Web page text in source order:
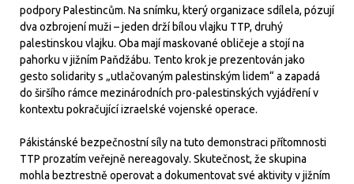
podpory Palestincům. Na snímku, který organizace sdílela, pózují
dva ozbrojení muži – jeden drží bílou vlajku TTP, druhý
palestinskou vlajku. Oba mají maskované obličeje a stojí na
pahorku v jižním Paňdžábu. Tento krok je prezentován jako
gesto solidarity s „utlačovaným palestinským lidem“ a zapadá
do širšího rámce mezinárodních pro-palestinských vyjádření v
kontextu pokračující izraelské vojenské operace.
Pákistánské bezpečnostní síly na tuto demonstraci přítomnosti
TTP prozatím veřejně nereagovaly. Skutečnost, že skupina
mohla beztrestně operovat a dokumentovat své aktivity v jižním